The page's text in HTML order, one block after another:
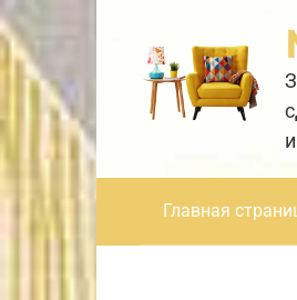
Перейти
к
контенту
Главная